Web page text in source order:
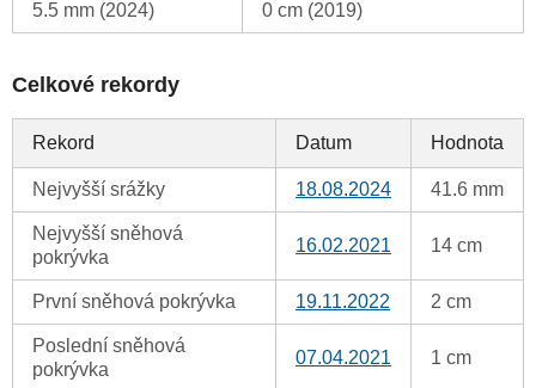
5.5 mm (2024) 0 cm (2019)
Celkové rekordy
Rekord Datum Hodnota
Nejvyšší srážky 18.08.2024 41.6 mm
Nejvyšší sněhová
pokrývka
16.02.2021 14 cm
První sněhová pokrývka 19.11.2022 2 cm
Poslední sněhová
pokrývka
07.04.2021 1 cm